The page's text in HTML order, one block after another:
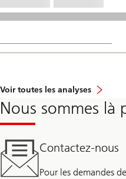
Voir toutes les analyses
Nous sommes là
Contactez-nous
Pour les demandes